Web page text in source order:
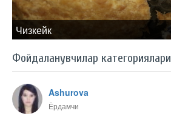
Чизкейк
Фойдаланувчилар категориялари
Ashurova
Ёрдамчи